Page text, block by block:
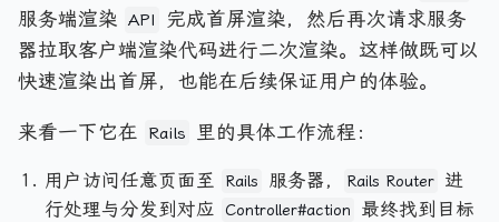
服务端渲染 API
完成首屏渲染，然后再次请求服务
器拉取客户端渲染代码进行二次渲染。这样做既可以
快速渲染出首屏，也能在后续保证用户的体验。
来看一下它在 Rails 里的具体工作流程：
用户访问任意页面至 Rails 服务器， Rails Router
进
行处理与分发到对应
Controller#action
最终找到目标